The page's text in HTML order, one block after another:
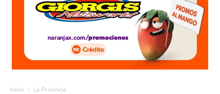
Inicio La Provincia